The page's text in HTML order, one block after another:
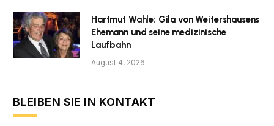
Hartmut Wahle: Gila von Weitershausens
Ehemann und seine medizinische
Laufbahn
August 4, 2026
BLEIBEN SIE IN KONTAKT